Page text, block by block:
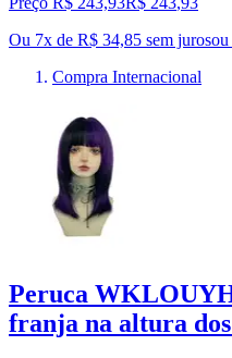
Ou 7x de R$ 34,85 sem jurosou
Compra Internacional
Peruca
franja na altura